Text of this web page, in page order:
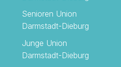
Senioren Union
Darmstadt-Dieburg
Junge Union
Darmstadt-Dieburg